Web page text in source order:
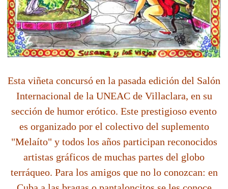
Esta viñeta concursó en la pasada edición del Salón
Internacional de la UNEAC de Villaclara, en su
sección de humor erótico. Este prestigioso evento
es organizado por el colectivo del suplemento
"Melaíto" y todos los años participan reconocidos
artistas gráficos de muchas partes del globo
terráqueo. Para los amigos que no lo conozcan: en